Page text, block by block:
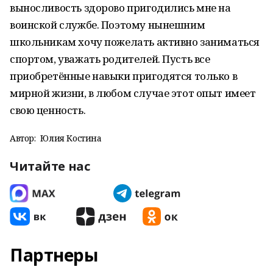
выносливость здорово пригодились мне на
воинской службе. Поэтому нынешним
школьникам хочу пожелать активно заниматься
спортом, уважать родителей. Пусть все
приобретённые навыки пригодятся только в
мирной жизни, в любом случае этот опыт имеет
свою ценность.
Автор: Юлия Костина
Читайте нас
Партнеры